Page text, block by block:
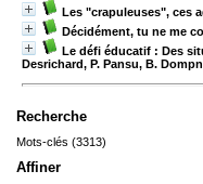
Les "crapuleuses", ces
Décidément, tu ne me
Le défi éducatif : Des
Desrichard, P. Pansu, B.
Recherche
Mots-clés (3313)
Affiner